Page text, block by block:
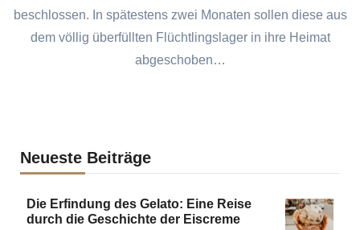
beschlossen. In spätestens zwei Monaten sollen diese aus
dem völlig überfüllten Flüchtlingslager in ihre Heimat
abgeschoben…
Neueste Beiträge
Die Erfindung des Gelato: Eine Reise
durch die Geschichte der Eiscreme